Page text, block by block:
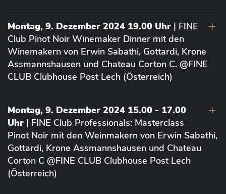
Montag, 9. Dezember 2024 19.00 Uhr | FINE
Club Pinot Noir Winemaker Dinner mit den
Winemakern von Erwin Sabathi, Gottardi, Krone
Assmannshausen und Chateau Corton C. @FINE
CLUB Clubhouse Post Lech (Österreich)
Montag, 9. Dezember 2024 15.00 - 17.00
Uhr | FINE Club Professionals: Masterclass
Pinot Noir mit den Weinmakern von Erwin Sabathi,
Gottardi, Krone Assmannshausen und Chateau
Corton C @FINE CLUB Clubhouse Post Lech
(Österreich)